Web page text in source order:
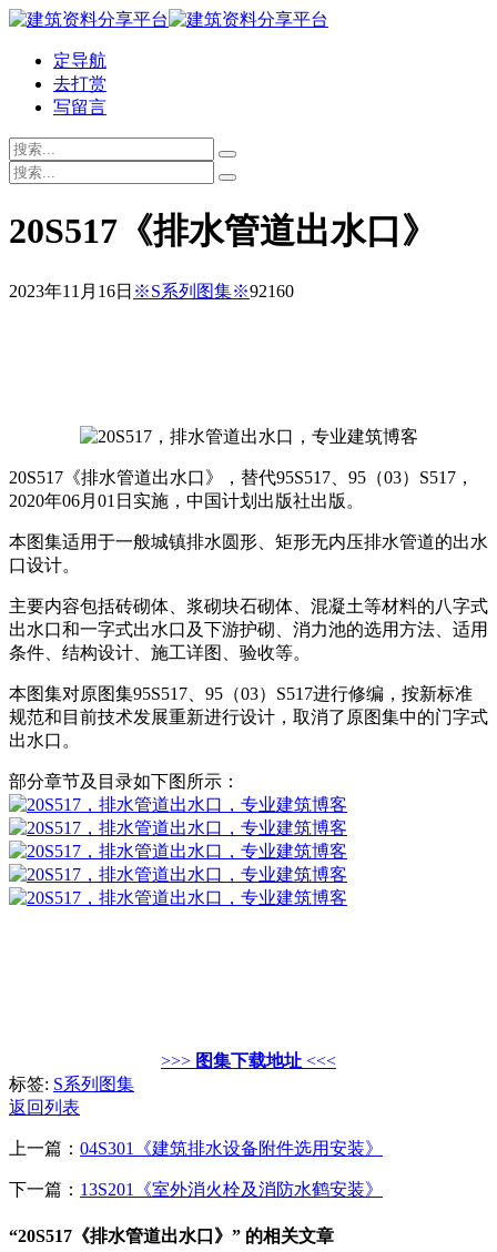
定导航
去打赏
写留言
20S517《排水管道出水口》
2023年11月16日 ※S系列图集※92160
20S517《排水管道出水口》，替代95S517、95（03）S517，
2020年06月01日实施，中国计划出版社出版。
本图集适用于一般城镇排水圆形、矩形无内压排水管道的出水
口设计。
主要内容包括砖砌体、浆砌块石砌体、混凝土等材料的八字式
出水口和一字式出水口及下游护砌、消力池的选用方法、适用
条件、结构设计、施工详图、验收等。
本图集对原图集95S517、95（03）S517进行修编，按新标准
规范和目前技术发展重新进行设计，取消了原图集中的门字式
出水口。
部分章节及目录如下图所示：
>>> 图集下载地址 <<<
标签: S系列图集
返回列表
上一篇： 04S301《建筑排水设备附件选用安装》
下一篇： 13S201《室外消火栓及消防水鹤安装》
“20S517《排水管道出水口》” 的相关文章